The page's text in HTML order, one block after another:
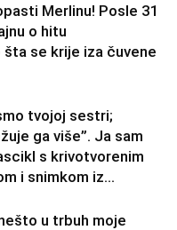
Merlinu! Posle 31
o hitu
šta se krije iza čuvene
tvojoj sestri;
ga više”. Ja sam
s krivotvorenim
i snimkom iz...
u trbuh moje